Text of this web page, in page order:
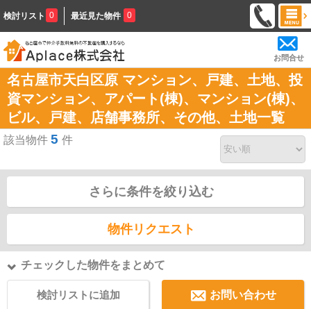
検討リスト 0 最近見た物件 0
お問合せ
名古屋市天白区原 マンション、戸建、土地、投
資マンション、アパート(棟)、マンション(棟)、
ビル、戸建、店舗事務所、その他、土地一覧
該当物件 5 件
さらに条件を絞り込む
物件リクエスト
チェックした物件をまとめて
検討リストに追加 お問い合わせ